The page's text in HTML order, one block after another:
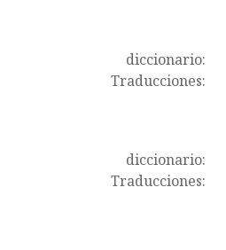
diccionario:
Traducciones:
diccionario:
Traducciones: